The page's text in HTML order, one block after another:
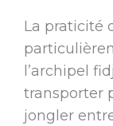
La praticité
l’archipel
transporter
jongler